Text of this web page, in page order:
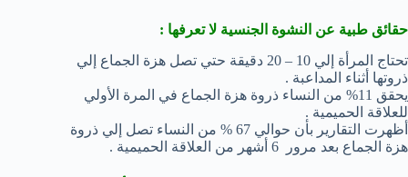
حقائق طبية عن النشوة الجنسية لا تعرفها :
تحتاج المرأة إلي 10 – 20 دقيقة حتي تصل هزة الجماع إلي
ذروتها أثناء المداعبة .
يحقق 11% من النساء ذروة هزة الجماع في المرة الأولي
للعلاقة الحميمية .
أظهرت التقارير بأن حوالي 67 % من النساء تصل إلي ذروة
هزة الجماع بعد مرور 6 أشهر من العلاقة الحميمية .